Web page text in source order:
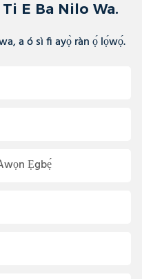
E Ba Nilo Wa.
a ó sì fi ayọ̀ ràn ọ́ lọ́wọ́.
Ẹgbẹ́